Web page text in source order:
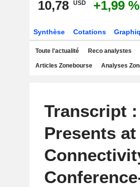
10,78 USD +1,99 %
Synthèse Cotations
Toute l'actualité Reco analystes
Articles Zonebourse Analyses
Transcript
Presents